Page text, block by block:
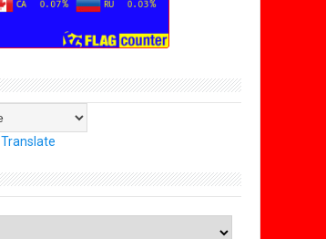
Translate